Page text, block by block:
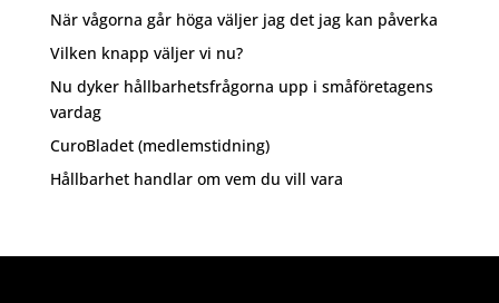
När vågorna går höga väljer jag det jag kan påverka
Vilken knapp väljer vi nu?
Nu dyker hållbarhetsfrågorna upp i småföretagens
vardag
CuroBladet (medlemstidning)
Hållbarhet handlar om vem du vill vara